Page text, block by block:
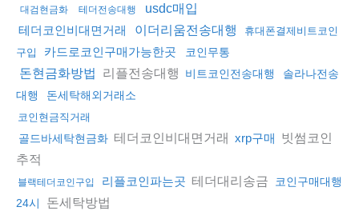
대검현금화 테더전송대행
usdc매입
테더코인비대면거래
이더리움전송대행
휴대폰결제비트코인
구입
카드로코인구매가능한곳 코인무통
돈현금화방법 리플전송대행 비트코인전송대행
솔라나전송
대행
돈세탁해외거래소
코인현금직거래
골드바세탁현금화 테더코인비대면거래 xrp구매 빗썸코인
추적
블랙테더코인구입 리플코인파는곳 테더대리송금
코인구매대행
24시
돈세탁방법